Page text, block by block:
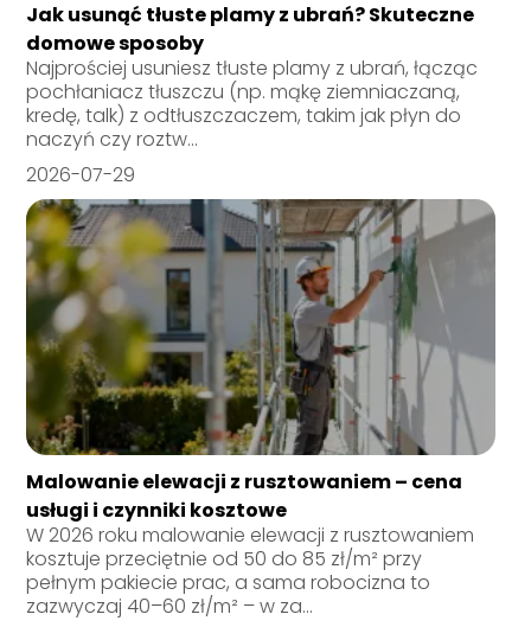
Jak usunąć tłuste plamy z ubrań? Skuteczne
domowe sposoby
Najprościej usuniesz tłuste plamy z ubrań, łącząc
pochłaniacz tłuszczu (np. mąkę ziemniaczaną,
kredę, talk) z odtłuszczaczem, takim jak płyn do
naczyń czy roztw...
2026-07-29
Malowanie elewacji z rusztowaniem – cena
usługi i czynniki kosztowe
W 2026 roku malowanie elewacji z rusztowaniem
kosztuje przeciętnie od 50 do 85 zł/m² przy
pełnym pakiecie prac, a sama robocizna to
zazwyczaj 40–60 zł/m² – w za...